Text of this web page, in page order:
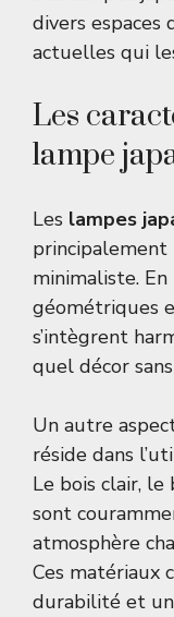
divers espaces
actuelles qui
Les
lampe
Les lampes
minimaliste.
géométriques
s’intègrent
quel décor
Un autre
réside dans
Le bois clair,
sont
atmosphère
Ces matériaux
durabilité et un